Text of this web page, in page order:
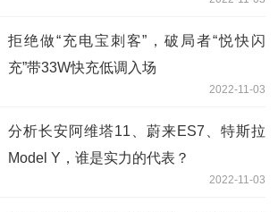
拒绝做“充电宝刺客”，破局者“悦快闪
充”带33W快充低调入场
2022-11-03
分析长安阿维塔11、蔚来ES7、特斯拉
Model Y，谁是实力的代表？
2022-11-03